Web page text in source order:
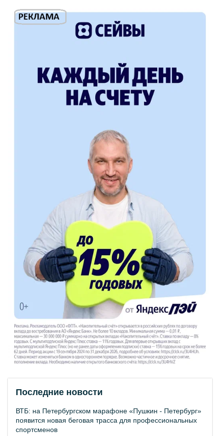
Последние новости
ВТБ: на Петербургском марафоне «Пушкин - Петербург»
появится новая беговая трасса для профессиональных
спортсменов